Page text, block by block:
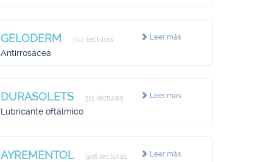
Leer más
GELODERM 744 lecturas
Antirrosácea
Leer más
DURASOLETS 311 lecturas
Lubricante oftálmico
Leer más
AYREMENTOL 906 lecturas